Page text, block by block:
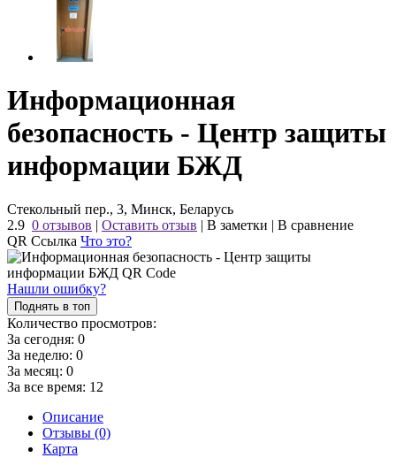
Информационная
безопасность - Центр защиты
информации БЖД
Стекольный пер., 3, Минск, Беларусь
2.9 0 отзывов | Оставить отзыв | В заметки | В сравнение
QR Ссылка Что это?
Нашли ошибку?
Поднять в топ
Количество просмотров:
За сегодня: 0
За неделю: 0
За месяц: 0
За все время: 12
Описание
Отзывы (0)
Карта